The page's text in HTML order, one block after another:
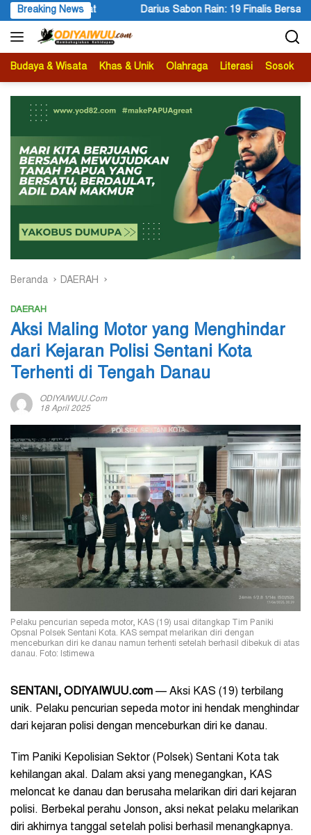
Langsung
ke
konten
Breaking News
19 Finalis Bersaing Memasuki Tahap Presentasi Mimika
Budaya & Wisata Khas & Unik Olahraga Literasi Sosok
Beranda DAERAH
DAERAH
Aksi Maling Motor yang Menghindar
dari Kejaran Polisi Sentani Kota
Terhenti di Tengah Danau
ODIYAIWUU.com
18 April 2025
Pelaku pencurian sepeda motor, KAS (19) usai ditangkap Tim Paniki
Opsnal Polsek Sentani Kota. KAS sempat melarikan diri dengan
menceburkan diri ke danau namun terhenti setelah berhasil dibekuk di atas
danau. Foto: Istimewa
SENTANI, ODIYAIWUU.com — Aksi KAS (19) terbilang
unik. Pelaku pencurian sepeda motor ini hendak menghindar
dari kejaran polisi dengan menceburkan diri ke danau.
Tim Paniki Kepolisian Sektor (Polsek) Sentani Kota tak
kehilangan akal. Dalam aksi yang menegangkan, KAS
meloncat ke danau dan berusaha melarikan diri dari kejaran
polisi. Berbekal perahu Jonson, aksi nekat pelaku melarikan
diri akhirnya tanggal setelah polisi berhasil menangkapnya.